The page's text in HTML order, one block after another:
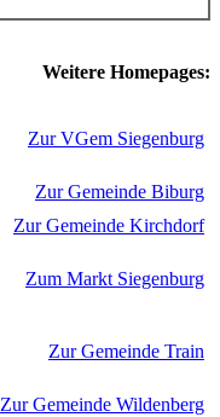
Weitere Homepages:
Zur VGem Siegenburg
Zur Gemeinde Biburg
Zur Gemeinde Kirchdorf
Zum Markt Siegenburg
Zur Gemeinde Train
Zur Gemeinde Wildenberg